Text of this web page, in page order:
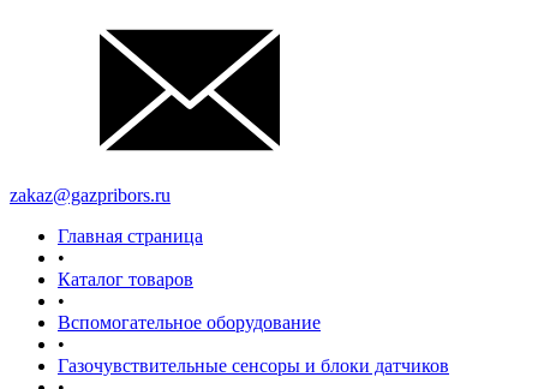
zakaz@gazpribors.ru
Главная страница
•
Каталог товаров
•
Вспомогательное оборудование
•
Газочувствительные сенсоры и блоки датчиков